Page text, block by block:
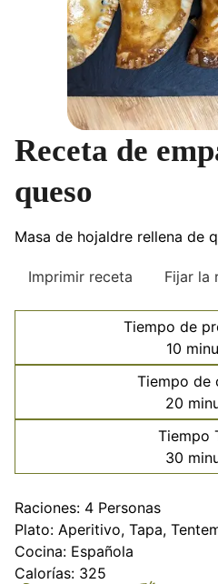
Receta de
queso
Masa de hojaldre rellena de
Imprimir receta Fijar la
Tiempo de
10
Tiempo de
20
Tiempo
30
Raciones: 4 Personas
Plato: Aperitivo, Tapa,
Cocina: Española
Calorías: 325